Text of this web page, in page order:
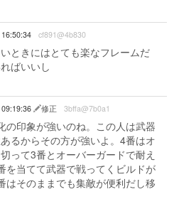
cf891@4b830
ときにはとても楽なフレームだ
ばいいし
09:19:36 修正 3bffa@7b0a1
の印象が強いのね。この人は武器
るからその方が強いよ。4番はオ
って3番とオーバーガードで耐え
を当てて武器で戦ってくビルドが
はそのままでも集敵が便利だし移